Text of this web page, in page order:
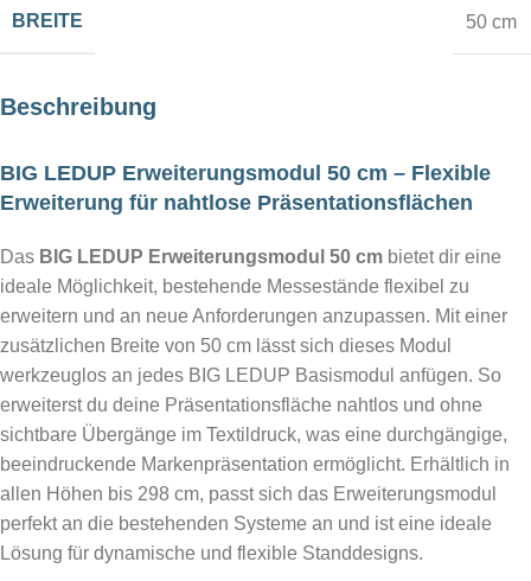
Beschreibung
BIG LEDUP Erweiterungsmodul 50 cm – Flexible
Erweiterung für nahtlose Präsentationsflächen
Das BIG LEDUP Erweiterungsmodul 50 cm bietet dir eine
ideale Möglichkeit, bestehende Messestände flexibel zu
erweitern und an neue Anforderungen anzupassen. Mit einer
zusätzlichen Breite von 50 cm lässt sich dieses Modul
werkzeuglos an jedes BIG LEDUP Basismodul anfügen. So
erweiterst du deine Präsentationsfläche nahtlos und ohne
sichtbare Übergänge im Textildruck, was eine durchgängige,
beeindruckende Markenpräsentation ermöglicht. Erhältlich in
allen Höhen bis 298 cm, passt sich das Erweiterungsmodul
perfekt an die bestehenden Systeme an und ist eine ideale
Lösung für dynamische und flexible Standdesigns.
BREITE 50 cm